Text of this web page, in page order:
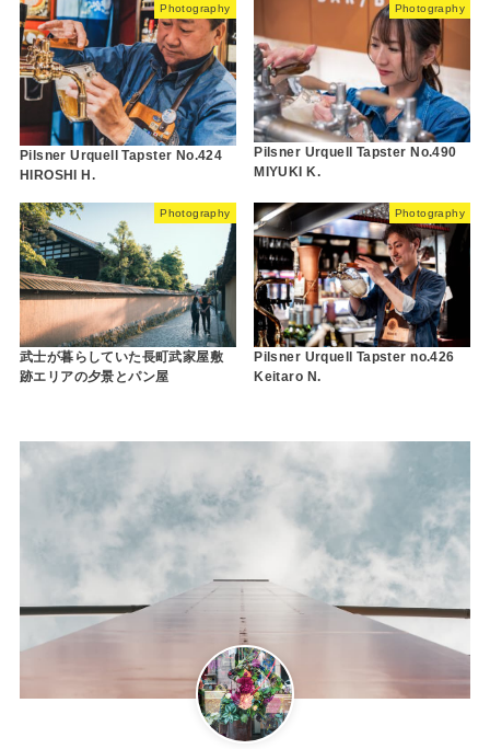
Photography
Pilsner Urquell Tapster No.424
HIROSHI H.
Photography
Pilsner Urquell Tapster No.490
MIYUKI K.
Photography
武士が暮らしていた長町武家屋敷
跡エリアの夕景とパン屋
Photography
Pilsner Urquell Tapster no.426
Keitaro N.